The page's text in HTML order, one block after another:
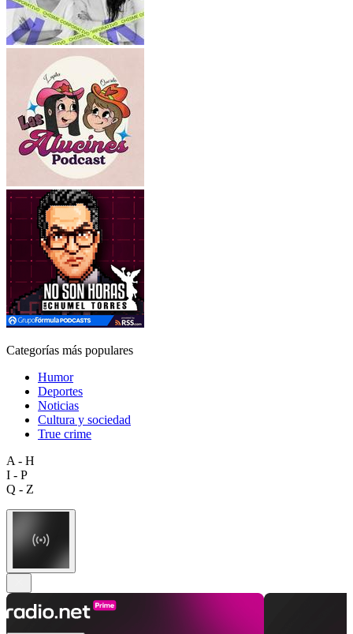
Categorías más populares
Humor
Deportes
Noticias
Cultura y sociedad
True crime
A - H
I - P
Q - Z